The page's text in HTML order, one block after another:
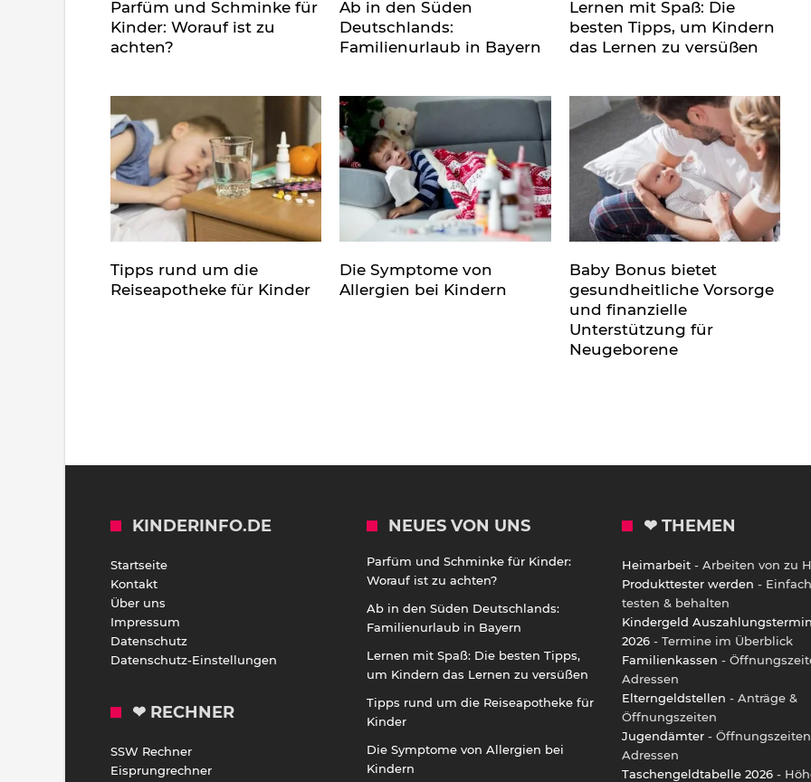
Parfüm und Schminke für
Kinder: Worauf ist zu
achten?
Ab in den Süden
Deutschlands:
Familienurlaub in Bayern
Lernen mit Spaß: Die
besten Tipps, um Kindern
das Lernen zu versüßen
Tipps rund um die
Reiseapotheke für Kinder
Die Symptome von
Allergien bei Kindern
Baby Bonus bietet
gesundheitliche Vorsorge
und finanzielle
Unterstützung für
Neugeborene
KINDERINFO.DE
Startseite
Kontakt
Über uns
Impressum
Datenschutz
Datenschutz-Einstellungen
❤ RECHNER
SSW Rechner
Eisprungrechner
NEUES VON UNS
Parfüm und Schminke für Kinder:
Worauf ist zu achten?
Ab in den Süden Deutschlands:
Familienurlaub in Bayern
Lernen mit Spaß: Die besten Tipps,
um Kindern das Lernen zu versüßen
Tipps rund um die Reiseapotheke für
Kinder
Die Symptome von Allergien bei
Kindern
❤ THEMEN
Heimarbeit - Arbeiten von zu
Produkttester werden - Einfach
testen & behalten
Kindergeld
2026 - Termine im Überblick
Familienkassen -
Adressen
Elterngeldstellen - Anträge &
Öffnungszeiten
Jugendämter -
Adressen
Taschengeldtabelle 2026 -